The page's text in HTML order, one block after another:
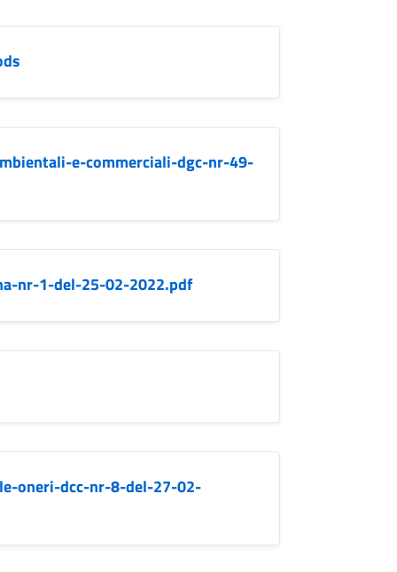
e-commerciali-dgc-nr-49-
nr-1-del-25-02-2022.pdf
oneri-dcc-nr-8-del-27-02-